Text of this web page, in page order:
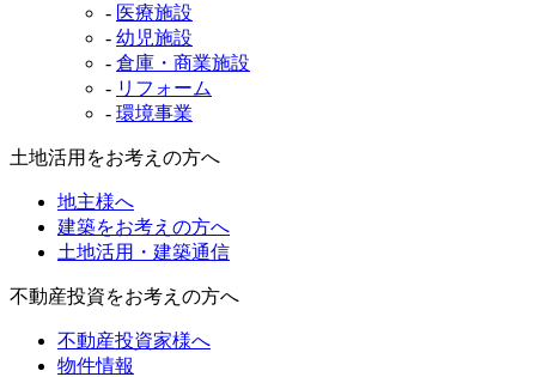
- 医療施設
- 幼児施設
- 倉庫・商業施設
- リフォーム
- 環境事業
土地活用をお考えの方へ
地主様へ
建築をお考えの方へ
土地活用・建築通信
不動産投資をお考えの方へ
不動産投資家様へ
物件情報